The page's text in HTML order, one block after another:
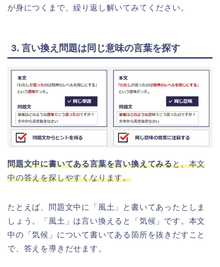
が身につくまで、繰り返し解いてみてください。
3. 言い換え問題は同じ意味の言葉を探す
問題文中に書いてある言葉を言い換えてみると、本文
中の答えを探しやすくなります。
たとえば、問題文中に「風土」と書いてあったとしま
しょう。「風土」は言い換えると「気候」です。本文
中の「気候」について書いてある箇所を抜きだすこと
で、答えを導きだせます。